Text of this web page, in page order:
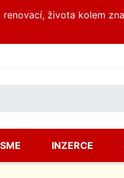
života kolem
INZERCE